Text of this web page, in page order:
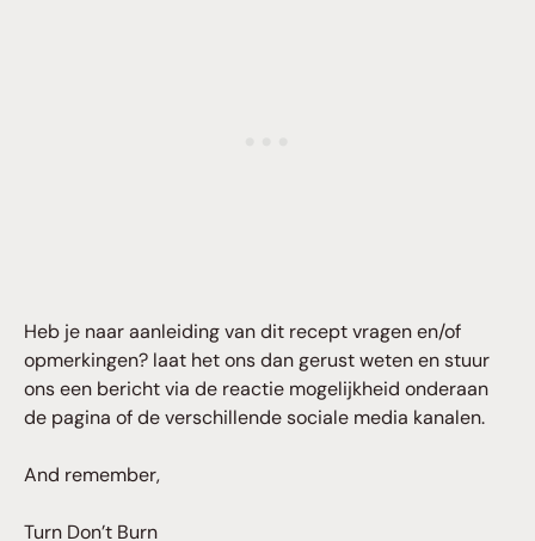
Heb je naar aanleiding van dit recept vragen en/of
opmerkingen? laat het ons dan gerust weten en stuur
ons een bericht via de reactie mogelijkheid onderaan
de pagina of de verschillende sociale media kanalen.
And remember,
Turn Don’t Burn